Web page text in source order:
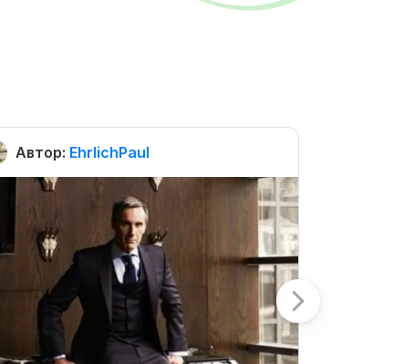
Автор: EhrlichPaul